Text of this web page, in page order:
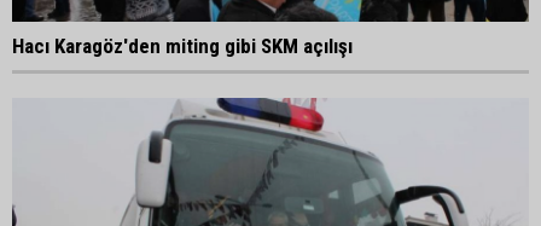
Hacı Karagöz'den miting gibi SKM açılışı